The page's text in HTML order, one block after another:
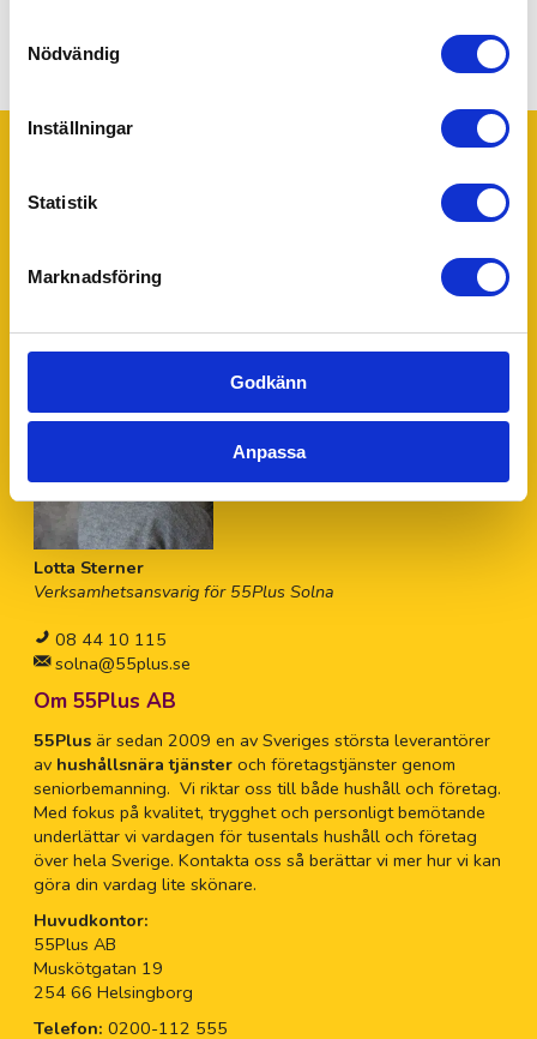
Nödvändig
Inställningar
Statistik
Marknadsföring
Godkänn
Anpassa
55Plus Solna drivs av Lotta Sterner. Har du några frågor
Lotta Sterner
Verksamhetsansvarig för 55Plus Solna
08 44 10 115
solna@55plus.se
Om 55Plus AB
55Plusär sedan 2009 en av Sveriges största leverantörer
av hushållsnära tjänsteroch företagstjänster genom
seniorbemanning. Vi riktar oss till både hushåll och företag.
Med fokus på kvalitet, trygghet och personligt bemötande
underlättar vi vardagen för tusentals hushåll och företag
över hela Sverige. Kontakta oss så berättar vi mer hur vi kan
göra din vardag lite skönare.
Huvudkontor:
55Plus AB
Muskötgatan 19
254 66 Helsingborg
Telefon: 0200-112 555